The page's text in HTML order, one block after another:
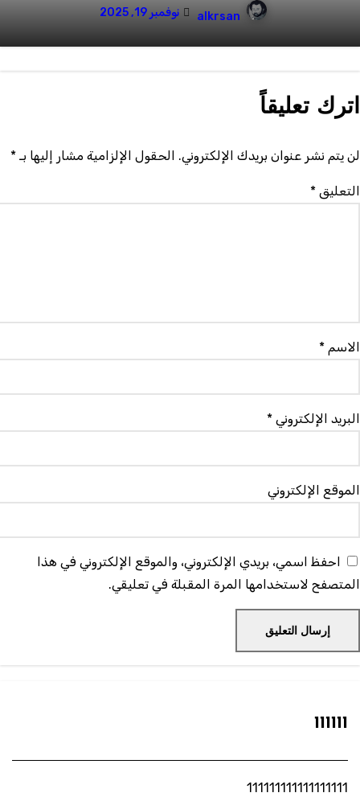
alkrsan نوفمبر 19, 2025
اترك تعليقاً
لن يتم نشر عنوان بريدك الإلكتروني. الحقول الإلزامية مشار إليها بـ *
التعليق *
الاسم *
البريد الإلكتروني *
الموقع الإلكتروني
احفظ اسمي، بريدي الإلكتروني، والموقع الإلكتروني في هذا
المتصفح لاستخدامها المرة المقبلة في تعليقي.
111111
111111111111111111